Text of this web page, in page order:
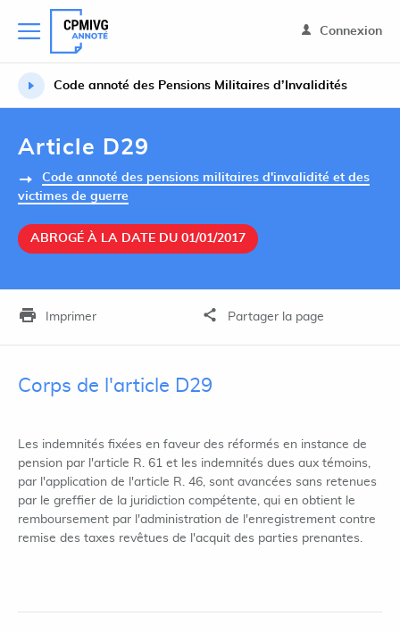
Connexion
Code annoté des Pensions Militaires d’Invalidités
Article D29
Code annoté des pensions militaires d'invalidité et des
victimes de guerre
ABROGÉ À LA DATE DU 01/01/2017
Imprimer Partager la page
Corps de l'article D29
Les indemnités fixées en faveur des réformés en instance de
pension par l'article R. 61 et les indemnités dues aux témoins,
par l'application de l'article R. 46, sont avancées sans retenues
par le greffier de la juridiction compétente, qui en obtient le
remboursement par l'administration de l'enregistrement contre
remise des taxes revêtues de l'acquit des parties prenantes.